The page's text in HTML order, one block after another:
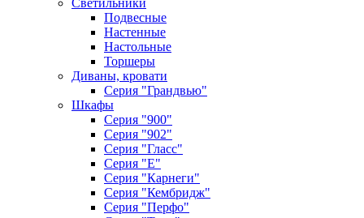
Светильники
Подвесные
Настенные
Настольные
Торшеры
Диваны, кровати
Серия "Грандвью"
Шкафы
Серия "900"
Серия "902"
Серия "Гласс"
Серия "Е"
Серия "Карнеги"
Серия "Кембридж"
Серия "Перфо"